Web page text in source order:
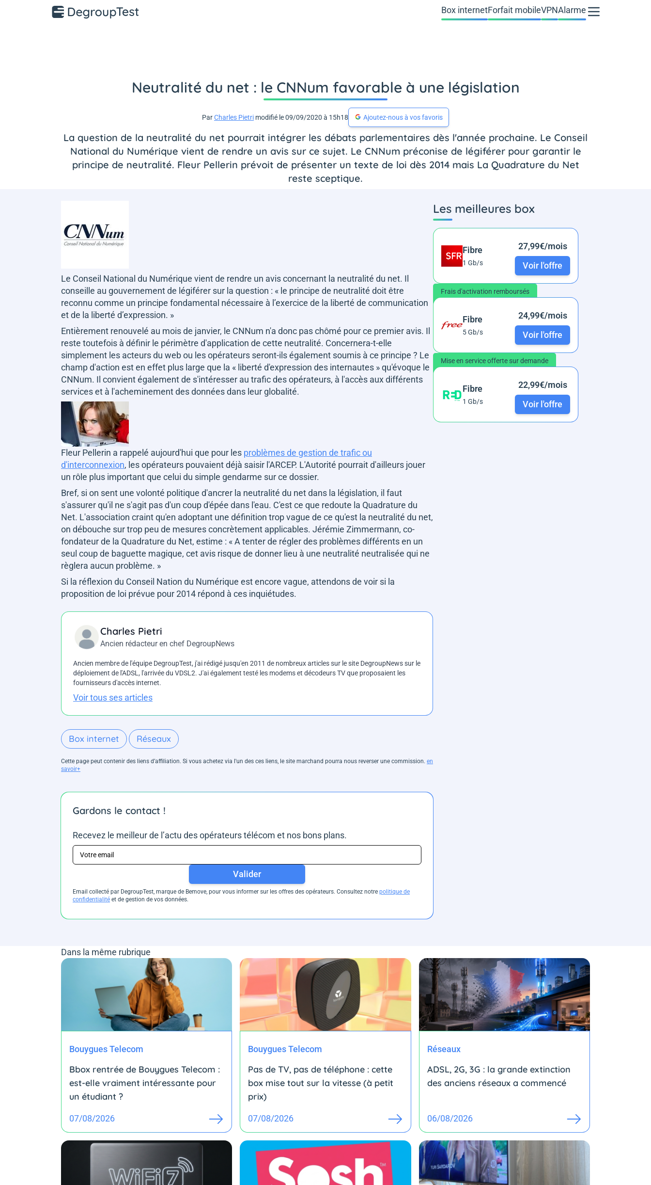
Box internetForfait mobileVPNAlarme
Neutralité du net : le CNNum favorable à une législation
ParCharles Pietri modifié le 09/09/2020 à 15h18 Ajoutez-nous à vos favoris
La question de la neutralité du net pourrait intégrer les débats parlementaires dès l'année prochaine. Le Conseil
National du Numérique vient de rendre un avis sur ce sujet. Le CNNum préconise de légiférer pour garantir le
principe de neutralité. Fleur Pellerin prévoit de présenter un texte de loi dès 2014 mais La Quadrature du Net
reste sceptique.
Le Conseil National du Numérique vient de rendre un avis concernant la neutralité du net. Il
conseille au gouvernement de légiférer sur la question : « le principe de neutralité doit être
reconnu comme un principe fondamental nécessaire à l’exercice de la liberté de communication
et de la liberté d’expression. »
Entièrement renouvelé au mois de janvier, le CNNum n'a donc pas chômé pour ce premier avis. Il
reste toutefois à définir le périmètre d'application de cette neutralité. Concernera-t-elle
simplement les acteurs du web ou les opérateurs seront-ils également soumis à ce principe ? Le
champ d'action est en effet plus large que la « liberté d'expression des internautes »qu'évoque le
CNNum. Il convient également de s'intéresser au trafic des opérateurs, à l'accès aux différents
services et à l'acheminement des données dans leur globalité.
Fleur Pellerin a rappelé aujourd'hui que pour les problèmes de gestion de trafic ou
d'interconnexion, les opérateurs pouvaient déjà saisir l'ARCEP. L'Autorité pourrait d'ailleurs jouer
un rôle plus important que celui du simple gendarme sur ce dossier.
Bref, si on sent une volonté politique d'ancrer la neutralité du net dans la législation, il faut
s'assurer qu'il ne s'agit pas d'un coup d'épée dans l'eau. C'est ce que redoute la Quadrature du
Net. L'association craint qu'en adoptant une définition trop vague de ce qu'est la neutralité du net,
on débouche sur trop peu de mesures concrètement applicables. Jérémie Zimmermann, co-
fondateur de la Quadrature du Net, estime : « A tenter de régler des problèmes différents en un
seul coup de baguette magique, cet avis risque de donner lieu à une neutralité neutralisée qui ne
règlera aucun problème. »
Si la réflexion du Conseil Nation du Numérique est encore vague, attendons de voir si la
proposition de loi prévue pour 2014 répond à ces inquiétudes.
Charles Pietri
Ancien rédacteur en chef DegroupNews
Ancien membre de l'équipe DegroupTest, j'ai rédigé jusqu'en 2011 de nombreux articles sur le site DegroupNews sur le
déploiement de l'ADSL, l'arrivée du VDSL2. J'ai également testé les modems et décodeurs TV que proposaient les
fournisseurs d'accès internet.
Voir tous ses articles
Box internet Réseaux
Cette page peut contenir des liens d’affiliation. Si vous achetez via l'un des ces liens, le site marchand pourra nous reverser une commission. en
savoir+
Gardons le contact !
Recevez le meilleur de l’actu des opérateurs télécom et nos bons plans.
Valider
Email collecté par DegroupTest, marque de Bemove, pour vous informer sur les offres des opérateurs. Consultez notre politique de
confidentialité et de gestion de vos données.
Les meilleures box
Fibre
1 Gb/s
27,99€/mois
Voir l'offre
Frais d'activation remboursés
Fibre
5 Gb/s
24,99€/mois
Voir l'offre
Mise en service offerte sur demande
Fibre
1 Gb/s
22,99€/mois
Voir l'offre
Dans la même rubrique
Bouygues Telecom
Bbox rentrée de Bouygues Telecom :
est-elle vraiment intéressante pour
un étudiant ?
07/08/2026
Bouygues Telecom
Pas de TV, pas de téléphone : cette
box mise tout sur la vitesse (à petit
prix)
07/08/2026
Réseaux
ADSL, 2G, 3G : la grande extinction
des anciens réseaux a commencé
06/08/2026